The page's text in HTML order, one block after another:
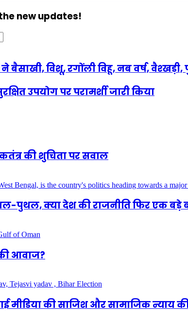
new updates!
जी ने बैसाखी, विशू, रगोंली विहू, नब वर्ष,
उपयोग पर परामर्शी जारी किया
की शुचिता पर सवाल
पुथल, क्या देश की राजनीति फिर एक
आवाज?
मीडिया की साजिश और सामाजिक न्याय